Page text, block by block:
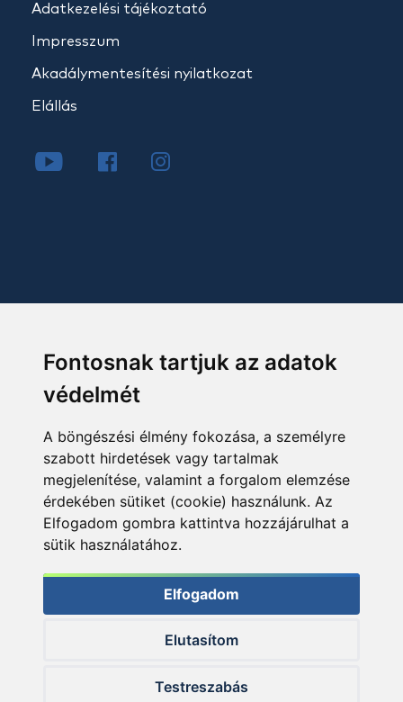
Fontosnak tartjuk az adatok
védelmét
A böngészési élmény fokozása, a személyre
szabott hirdetések vagy tartalmak
megjelenítése, valamint a forgalom elemzése
érdekében sütiket (cookie) használunk. Az
Elfogadom gombra kattintva hozzájárulhat a
sütik használatához.
Elfogadom
Elutasítom
Testreszabás
Adatkezelési tájékoztató
Impresszum
Akadálymentesítési nyilatkozat
Elállás